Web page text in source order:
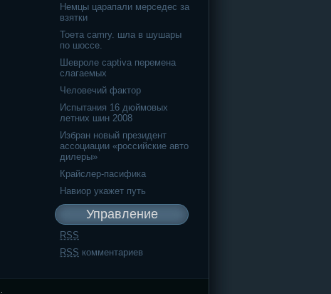
Немцы царапали мерседес за
взятки
Тоета camry. шла в шушары
по шоссе.
Шевроле captiva перемена
слагаемых
Человечий фактор
Испытания 16 дюймовых
летних шин 2008
Избран новый президент
ассоциации «российские авто
дилеры»
Крайслер-пасифика
Навиор укажет путь
Управление
RSS
RSS комментариев